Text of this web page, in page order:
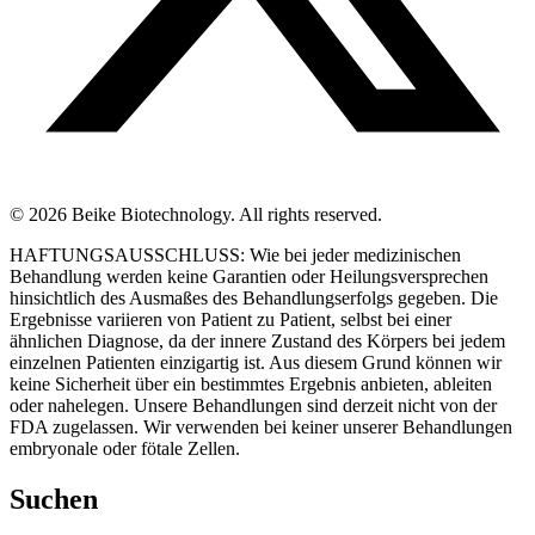
© 2026 Beike Biotechnology. All rights reserved.
HAFTUNGSAUSSCHLUSS: Wie bei jeder medizinischen
Behandlung werden keine Garantien oder Heilungsversprechen
hinsichtlich des Ausmaßes des Behandlungserfolgs gegeben. Die
Ergebnisse variieren von Patient zu Patient, selbst bei einer
ähnlichen Diagnose, da der innere Zustand des Körpers bei jedem
einzelnen Patienten einzigartig ist. Aus diesem Grund können wir
keine Sicherheit über ein bestimmtes Ergebnis anbieten, ableiten
oder nahelegen. Unsere Behandlungen sind derzeit nicht von der
FDA zugelassen. Wir verwenden bei keiner unserer Behandlungen
embryonale oder fötale Zellen.
Suchen